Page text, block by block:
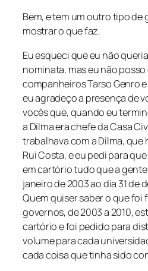
Bem, e tem um outro tipo
mostrar o que faz.
Eu esqueci que eu não
nominata, mas eu não
companheiros Tarso Genro
eu agradeço a presença de
vocês que, quando eu
a Dilma era chefe da Casa
trabalhava com a Dilma, que
Rui Costa, e eu pedi para
em cartório tudo que a gente
janeiro de 2003 ao dia 31 de
Quem quiser saber o que foi
governos, de 2003 a 2010,
cartório e foi pedido para
volume para cada
cada coisa que tinha sido